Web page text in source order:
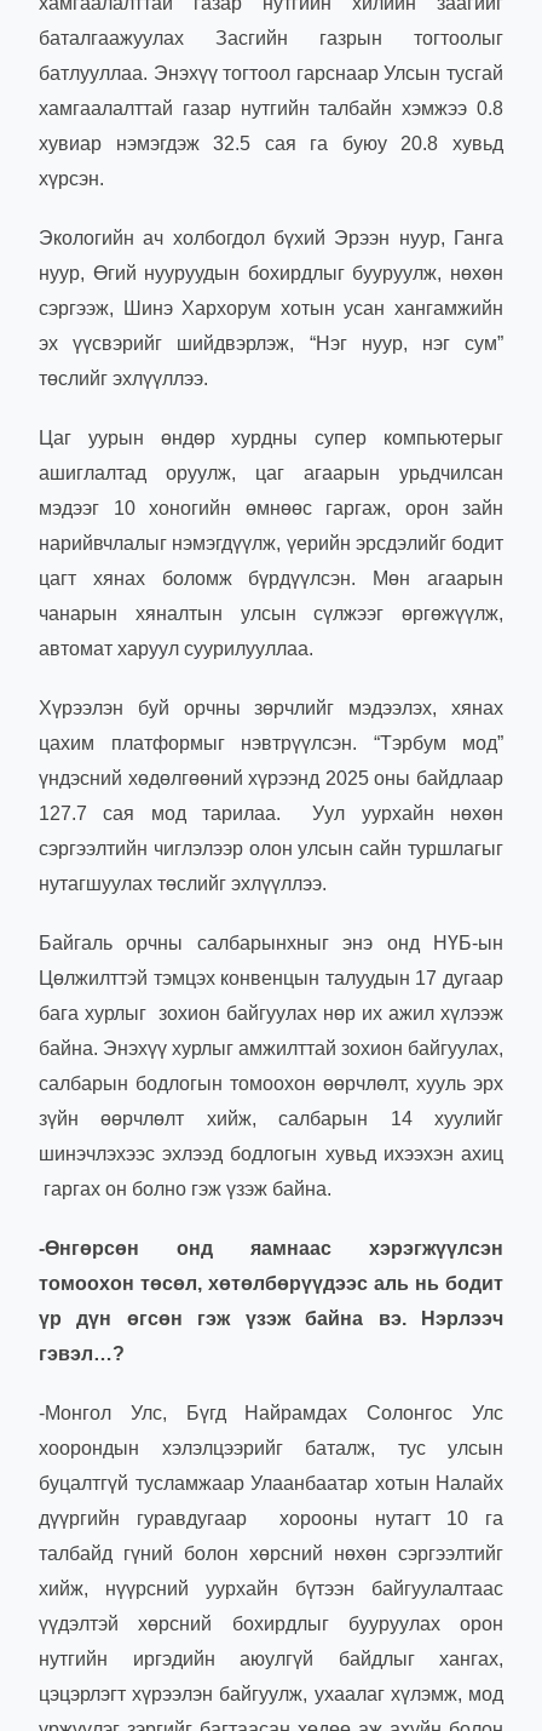
баталгаажуулах Засгийн газрын тогтоолыг
батлууллаа. Энэхүү тогтоол гарснаар Улсын тусгай
хамгаалалттай газар нутгийн талбайн хэмжээ 0.8
хувиар нэмэгдэж 32.5 сая га буюу 20.8 хувьд
хүрсэн.
Экологийн ач холбогдол бүхий Эрээн нуур, Ганга
нуур, Өгий нууруудын бохирдлыг бууруулж, нөхөн
сэргээж, Шинэ Хархорум хотын усан хангамжийн
эх үүсвэрийг шийдвэрлэж, “Нэг нуур, нэг сум”
төслийг эхлүүллээ.
Цаг уурын өндөр хурдны супер компьютерыг
ашиглалтад оруулж, цаг агаарын урьдчилсан
мэдээг 10 хоногийн өмнөөс гаргаж, орон зайн
нарийвчлалыг нэмэгдүүлж, үерийн эрсдэлийг бодит
цагт хянах боломж бүрдүүлсэн. Мөн агаарын
чанарын хяналтын улсын сүлжээг өргөжүүлж,
автомат харуул суурилууллаа.
Хүрээлэн буй орчны зөрчлийг мэдээлэх, хянах
цахим платформыг нэвтрүүлсэн. “Тэрбум мод”
үндэсний хөдөлгөөний хүрээнд 2025 оны байдлаар
127.7 сая мод тарилаа. Уул уурхайн нөхөн
сэргээлтийн чиглэлээр олон улсын сайн туршлагыг
нутагшуулах төслийг эхлүүллээ.
Байгаль орчны салбарынхныг энэ онд НҮБ-ын
Цөлжилттэй тэмцэх конвенцын талуудын 17 дугаар
бага хурлыг зохион байгуулах нөр их ажил хүлээж
байна. Энэхүү хурлыг амжилттай зохион байгуулах,
салбарын бодлогын томоохон өөрчлөлт, хууль эрх
зүйн өөрчлөлт хийж, салбарын 14 хуулийг
шинэчлэхээс эхлээд бодлогын хувьд ихээхэн ахиц
гаргах он болно гэж үзэж байна.
-Өнгөрсөн онд яамнаас хэрэгжүүлсэн
томоохон төсөл, хөтөлбөрүүдээс аль нь бодит
үр дүн өгсөн гэж үзэж байна вэ. Нэрлээч
гэвэл…?
-Монгол Улс, Бүгд Найрамдах Солонгос Улс
хоорондын хэлэлцээрийг баталж, тус улсын
буцалтгүй тусламжаар Улаанбаатар хотын Налайх
дүүргийн гуравдугаар хорооны нутагт 10 га
талбайд гүний болон хөрсний нөхөн сэргээлтийг
хийж, нүүрсний уурхайн бүтээн байгуулалтаас
үүдэлтэй хөрсний бохирдлыг бууруулах орон
нутгийн иргэдийн аюулгүй байдлыг хангах,
цэцэрлэгт хүрээлэн байгуулж, ухаалаг хүлэмж, мод